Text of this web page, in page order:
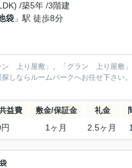
/築5年 /3階建
袋 」駅 徒歩8分
ン 上り屋敷」。「グラン 上り屋敷
しならルームパークへお任せ下さ
益費 敷金/保証金 礼金
1ヶ月 2.5ヶ月